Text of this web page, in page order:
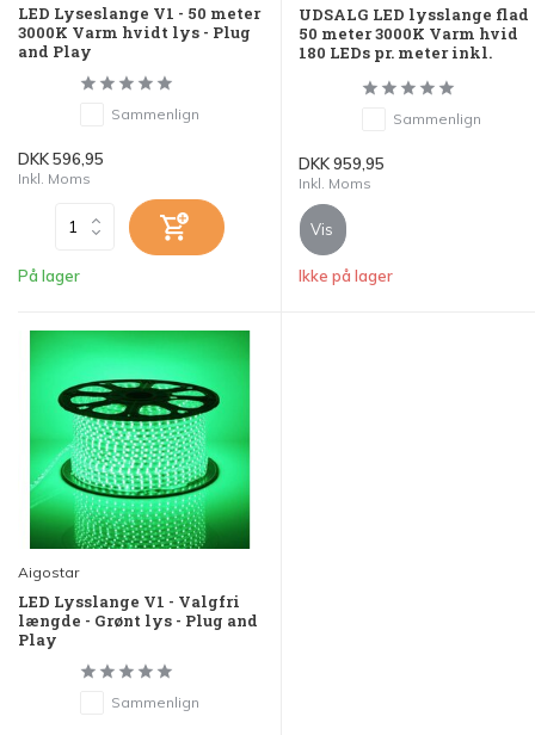
LED Lyseslange V1 - 50 meter
3000K Varm hvidt lys - Plug
and Play
Sammenlign
DKK 596,95
Inkl. Moms
På lager
UDSALG LED lysslange flad
50 meter 3000K Varm hvid
180 LEDs pr. meter inkl.
Sammenlign
DKK 959,95
Inkl. Moms
Vis
Ikke på lager
Aigostar
LED Lysslange V1 - Valgfri
længde - Grønt lys - Plug and
Play
Sammenlign